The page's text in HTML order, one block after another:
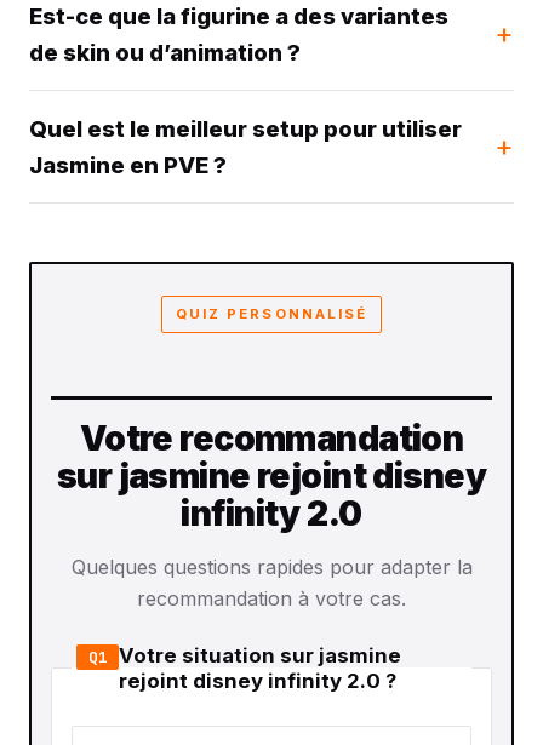
Est-ce que la figurine a des variantes
de skin ou d’animation ?
Quel est le meilleur setup pour utiliser
Jasmine en PVE ?
QUIZ PERSONNALISÉ
Votre recommandation
sur jasmine rejoint disney
infinity 2.0
Quelques questions rapides pour adapter la
recommandation à votre cas.
Q1 Votre situation sur jasmine
rejoint disney infinity 2.0 ?